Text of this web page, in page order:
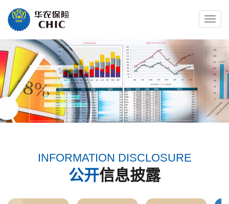
Toggle
INFORMATION DISCLOSURE
公开信息披露